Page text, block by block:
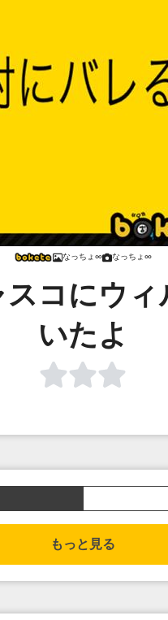
なっちょ∞ なっちょ∞
コにウィ
いたよ
もっと見る